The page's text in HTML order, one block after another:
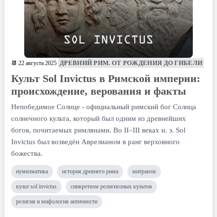
📆 22 августа 2025 ДРЕВНИЙ РИМ. ОТ РОЖДЕНИЯ ДО ГИБЕЛИ
Культ Sol Invictus в Римской империи:
происхождение, верования и факты
Непобедимое Солнце - официальный римский бог Солнца
солнечного культа, который был одним из древнейших
богов, почитаемых римлянами. Во II–III веках н. э. Sol
Invictus был возведён Аврелианом в ранг верховного
божества.
нумизматика история древнего рима митраизм
культ sol invictus синкретизм религиозных культов
религия и мифология античности